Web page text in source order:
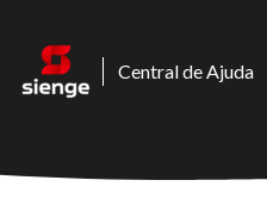
Central de Ajuda